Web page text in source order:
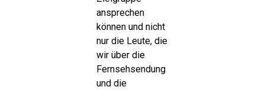
ansprechen
können und nicht
nur die Leute, die
wir über die
Fernsehsendung
und die